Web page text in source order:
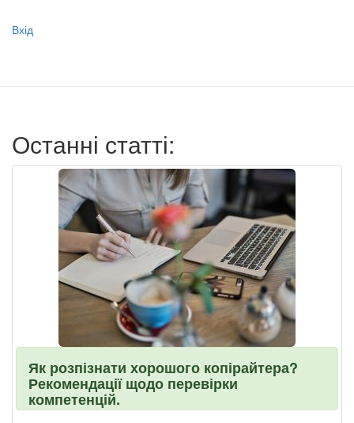
Меню
записи
Вхід
Останні статті:
Як розпізнати хорошого копірайтера?
Рекомендації щодо перевірки
компетенцій.